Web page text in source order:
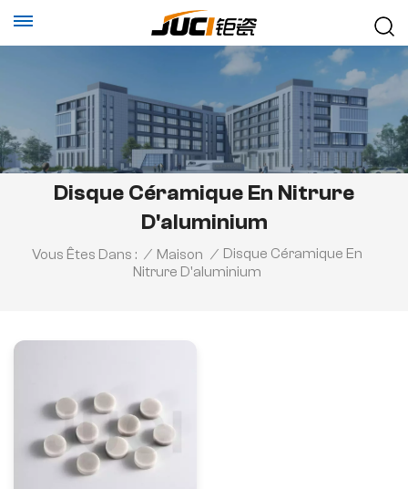
Disque Céramique En Nitrure
D'aluminium
Vous Êtes Dans : / Maison / Disque Céramique En
Nitrure D'aluminium